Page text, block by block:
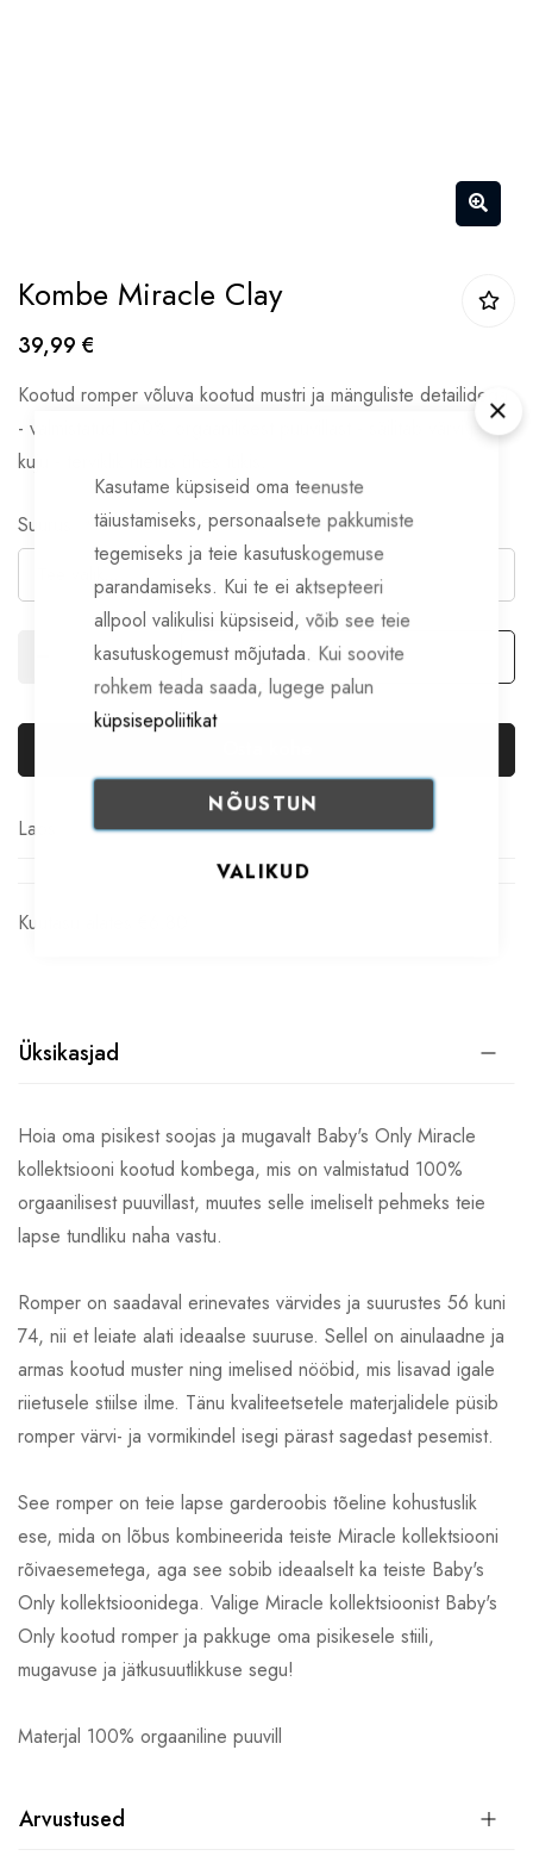
Kasutame küpsiseid oma teenuste
täiustamiseks, personaalsete pakkumiste
tegemiseks ja teie kasutuskogemuse
parandamiseks. Kui te ei aktsepteeri
allpool valikulisi küpsiseid, võib see teie
kasutuskogemust mõjutada. Kui soovite
rohkem teada saada, lugege palun
küpsisepoliitikat
NÕUSTUN
VALIKUD
to
the
beginning
of
the
images
Kombe Miracle Clay
39,99 €
Kootud romper võluva kootud mustri ja mänguliste detailidega
- valmistatud 100% orgaanilisest puuvillast - säilitab värvi ja
kuju - terviklik riietus ühes tükis.
Suurus
Lisa korvi
Laos
Kuutasu alates €6.80
Üksikasjad
Hoia oma pisikest soojas ja mugavalt Baby's Only Miracle
kollektsiooni kootud kombega, mis on valmistatud 100%
orgaanilisest puuvillast, muutes selle imeliselt pehmeks teie
lapse tundliku naha vastu.
Romper on saadaval erinevates värvides ja suurustes 56 kuni
74, nii et leiate alati ideaalse suuruse. Sellel on ainulaadne ja
armas kootud muster ning imelised nööbid, mis lisavad igale
riietusele stiilse ilme. Tänu kvaliteetsetele materjalidele püsib
romper värvi- ja vormikindel isegi pärast sagedast pesemist.
See romper on teie lapse garderoobis tõeline kohustuslik
ese, mida on lõbus kombineerida teiste Miracle kollektsiooni
rõivaesemetega, aga see sobib ideaalselt ka teiste Baby's
Only kollektsioonidega. Valige Miracle kollektsioonist Baby's
Only kootud romper ja pakkuge oma pisikesele stiili,
mugavuse ja jätkusuutlikkuse segu!
Materjal 100% orgaaniline puuvill
Arvustused